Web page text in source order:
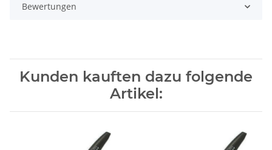
Bewertungen
Kunden kauften dazu folgende
Artikel: